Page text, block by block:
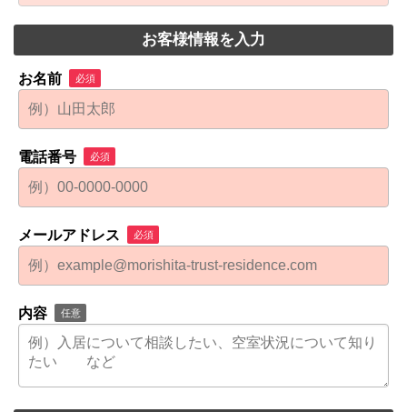
お客様情報を入力
お名前 必須
電話番号 必須
メールアドレス 必須
内容 任意